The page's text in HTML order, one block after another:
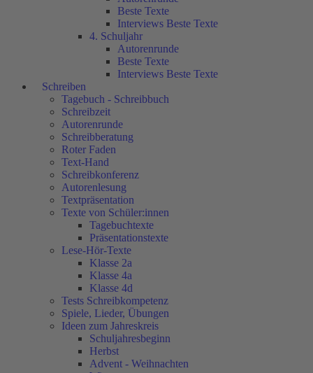
Beste Texte
Interviews Beste Texte
4. Schuljahr
Autorenrunde
Beste Texte
Interviews Beste Texte
Schreiben
Tagebuch - Schreibbuch
Schreibzeit
Autorenrunde
Schreibberatung
Roter Faden
Text-Hand
Schreibkonferenz
Autorenlesung
Textpräsentation
Texte von Schüler:innen
Tagebuchtexte
Präsentationstexte
Lese-Hör-Texte
Klasse 2a
Klasse 4a
Klasse 4d
Tests Schreibkompetenz
Spiele, Lieder, Übungen
Ideen zum Jahreskreis
Schuljahresbeginn
Herbst
Advent - Weihnachten